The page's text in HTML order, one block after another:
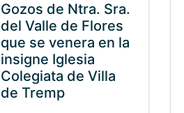
Gozos de Ntra. Sra.
del Valle de Flores
que se venera en la
insigne Iglesia
Colegiata de Villa
de Tremp